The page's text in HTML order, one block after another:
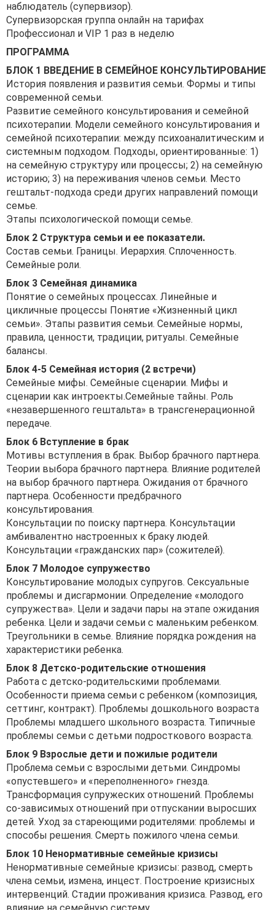
наблюдатель (супервизор).
Супервизорская группа онлайн на тарифах
Профессионал и VIP 1 раз в неделю
ПРОГРАММА
БЛОК 1 ВВЕДЕНИЕ В СЕМЕЙНОЕ КОНСУЛЬТИРОВАНИЕ
История появления и развития семьи. Формы и типы
современной семьи.
Развитие семейного консультирования и семейной
психотерапии. Модели семейного консультирования и
семейной психотерапии: между психоаналитическим и
системным подходом. Подходы, ориентированные: 1)
на семейную структуру или процессы; 2) на семейную
историю; 3) на переживания членов семьи. Место
гештальт-подхода среди других направлений помощи
семье.
Этапы психологической помощи семье.
Блок 2 Структура семьи и ее показатели.
Состав семьи. Границы. Иерархия. Сплоченность.
Семейные роли.
Блок 3 Семейная динамика
Понятие о семейных процессах. Линейные и
цикличные процессы Понятие «Жизненный цикл
семьи». Этапы развития семьи. Семейные нормы,
правила, ценности, традиции, ритуалы. Семейные
балансы.
Блок 4-5 Семейная история (2 встречи)
Семейные мифы. Семейные сценарии. Мифы и
сценарии как интроекты.Семейные тайны. Роль
«незавершенного гештальта» в трансгенерационной
передаче.
Блок 6 Вступление в брак
Мотивы вступления в брак. Выбор брачного партнера.
Теории выбора брачного партнера. Влияние родителей
на выбор брачного партнера. Ожидания от брачного
партнера. Особенности предбрачного
консультирования.
Консультации по поиску партнера. Консультации
амбивалентно настроенных к браку людей.
Консультации «гражданских пар» (сожителей).
Блок 7 Молодое супружество
Консультирование молодых супругов. Сексуальные
проблемы и дисгармонии. Определение «молодого
супружества». Цели и задачи пары на этапе ожидания
ребенка. Цели и задачи семьи с маленьким ребенком.
Треугольники в семье. Влияние порядка рождения на
характеристики ребенка.
Блок 8 Детско-родительские отношения
Работа с детско-родительскими проблемами.
Особенности приема семьи с ребенком (композиция,
сеттинг, контракт). Проблемы дошкольного возраста
Проблемы младшего школьного возраста. Типичные
проблемы семьи с детьми подросткового возраста.
Блок 9 Взрослые дети и пожилые родители
Проблема семьи с взрослыми детьми. Синдромы
«опустевшего» и «переполненного» гнезда.
Трансформация супружеских отношений. Проблемы
со-зависимых отношений при отпускании выросших
детей. Уход за стареющими родителями: проблемы и
способы решения. Смерть пожилого члена семьи.
Блок 10 Ненормативные семейные кризисы
Ненормативные семейные кризисы: развод, смерть
члена семьи, измена, инцест. Построение кризисных
интервенций. Стадии проживания кризиса. Развод, его